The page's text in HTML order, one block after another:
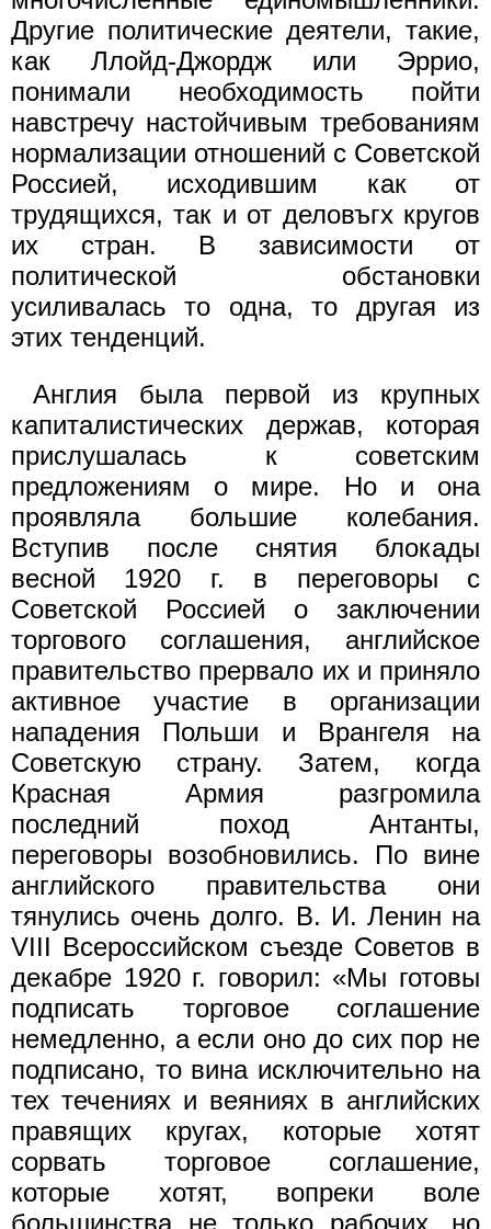
Другие политические деятели, такие,
как Ллойд-Джордж или Эррио,
понимали необходимость пойти
навстречу настойчивым требованиям
нормализации отношений с Советской
Россией, исходившим как от
трудящихся, так и от деловъгх кругов
их стран. В зависимости от
политической обстановки
усиливалась то одна, то другая из
этих тенденций.
Англия была первой из крупных
капиталистических держав, которая
прислушалась к советским
предложениям о мире. Но и она
проявляла большие колебания.
Вступив после снятия блокады
весной 1920 г. в переговоры с
Советской Россией о заключении
торгового соглашения, английское
правительство прервало их и приняло
активное участие в организации
нападения Польши и Врангеля на
Советскую страну. Затем, когда
Красная Армия разгромила
последний поход Антанты,
переговоры возобновились. По вине
английского правительства они
тянулись очень долго. В. И. Ленин на
VIII Всероссийском съезде Советов в
декабре 1920 г. говорил: «Мы готовы
подписать торговое соглашение
немедленно, а если оно до сих пор не
подписано, то вина исключительно на
тех течениях и веяниях в английских
правящих кругах, которые хотят
сорвать торговое соглашение,
которые хотят, вопреки воле
большинства не только рабочих, но